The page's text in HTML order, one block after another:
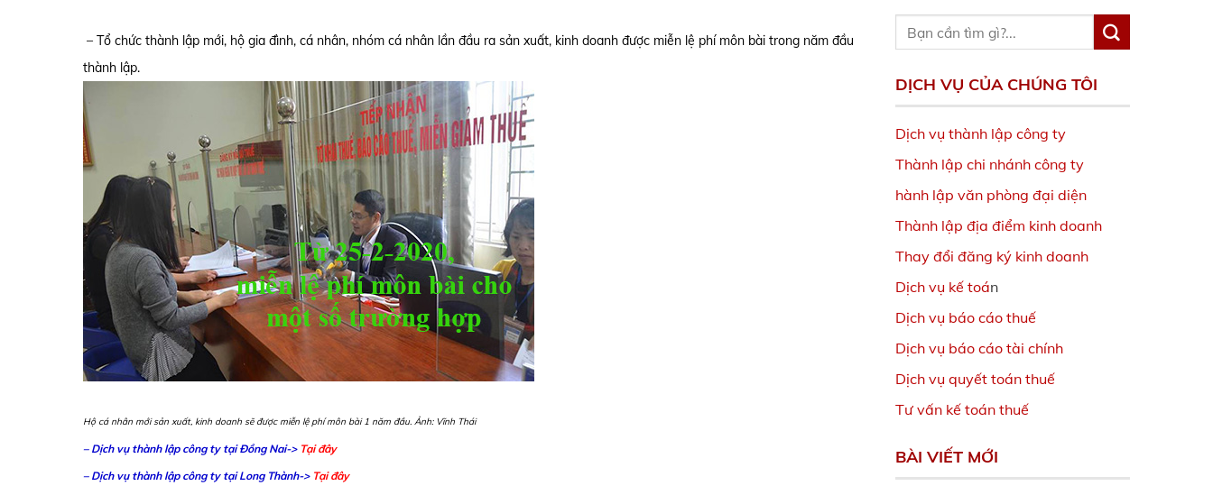
– Tổ chức thành lập mới, hộ gia đình, cá nhân, nhóm cá nhân lần đầu ra sản xuất, kinh doanh được miễn lệ phí môn bài trong năm đầu
thành lập.
Hộ cá nhân mới sản xuất, kinh doanh sẽ được miễn lệ phí môn bài 1 năm đầu. Ảnh: Vĩnh Thái
– Dịch vụ thành lập công ty tại Đồng Nai-> Tại đây
– Dịch vụ thành lập công ty tại Long Thành-> Tại đây
DỊCH VỤ CỦA CHÚNG TÔI
Dịch vụ thành lập công ty
Thành lập chi nhánh công ty
hành lập văn phòng đại diện
Thành lập địa điểm kinh doanh
Thay đổi đăng ký kinh doanh
Dịch vụ kế toán
Dịch vụ báo cáo thuế
Dịch vụ báo cáo tài chính
Dịch vụ quyết toán thuế
Tư vấn kế toán thuế
BÀI VIẾT MỚI